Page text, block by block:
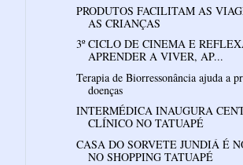
PRODUTOS FACILITAM AS
AS CRIANÇAS
3º CICLO DE CINEMA E
APRENDER A VIVER, AP...
Terapia de Biorressonância ajuda a
doenças
INTERMÉDICA INAUGURA
CLÍNICO NO TATUAPÉ
CASA DO SORVETE JUNDIÁ É
NO SHOPPING TATUAPÉ